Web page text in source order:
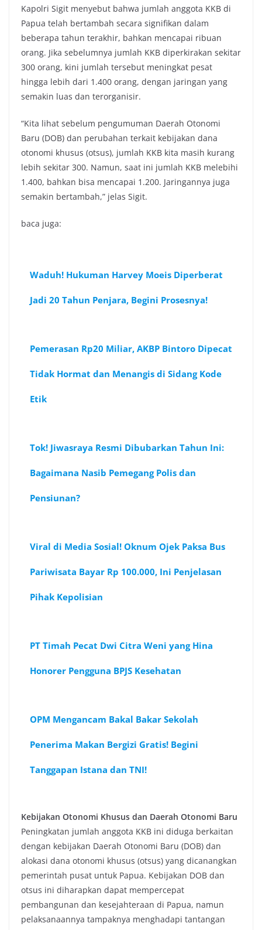
Kapolri Sigit menyebut bahwa jumlah anggota KKB di
Papua telah bertambah secara signifikan dalam
beberapa tahun terakhir, bahkan mencapai ribuan
orang. Jika sebelumnya jumlah KKB diperkirakan sekitar
300 orang, kini jumlah tersebut meningkat pesat
hingga lebih dari 1.400 orang, dengan jaringan yang
semakin luas dan terorganisir.
“Kita lihat sebelum pengumuman Daerah Otonomi
Baru (DOB) dan perubahan terkait kebijakan dana
otonomi khusus (otsus), jumlah KKB kita masih kurang
lebih sekitar 300. Namun, saat ini jumlah KKB melebihi
1.400, bahkan bisa mencapai 1.200. Jaringannya juga
semakin bertambah,” jelas Sigit.
baca juga:
Waduh! Hukuman Harvey Moeis Diperberat
Jadi 20 Tahun Penjara, Begini Prosesnya!
Pemerasan Rp20 Miliar, AKBP Bintoro Dipecat
Tidak Hormat dan Menangis di Sidang Kode
Etik
Tok! Jiwasraya Resmi Dibubarkan Tahun Ini:
Bagaimana Nasib Pemegang Polis dan
Pensiunan?
Viral di Media Sosial! Oknum Ojek Paksa Bus
Pariwisata Bayar Rp 100.000, Ini Penjelasan
Pihak Kepolisian
PT Timah Pecat Dwi Citra Weni yang Hina
Honorer Pengguna BPJS Kesehatan
OPM Mengancam Bakal Bakar Sekolah
Penerima Makan Bergizi Gratis! Begini
Tanggapan Istana dan TNI!
Kebijakan Otonomi Khusus dan Daerah Otonomi Baru
Peningkatan jumlah anggota KKB ini diduga berkaitan
dengan kebijakan Daerah Otonomi Baru (DOB) dan
alokasi dana otonomi khusus (otsus) yang dicanangkan
pemerintah pusat untuk Papua. Kebijakan DOB dan
otsus ini diharapkan dapat mempercepat
pembangunan dan kesejahteraan di Papua, namun
pelaksanaannya tampaknya menghadapi tantangan